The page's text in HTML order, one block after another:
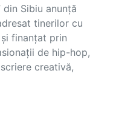
din Sibiu anunță
tinerilor cu
finanțat prin
de hip-hop,
creativă,